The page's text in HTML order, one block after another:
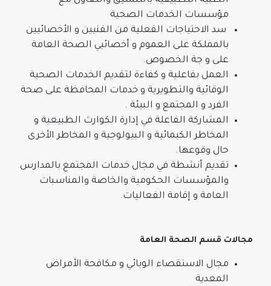
مؤسسات الخدمات الصحية
سد الاحتياجات الفعلية من الفنيين و الأخصائيين
بالمملكة على العموم و أخصائيي الصحة العامة
على و جة الخصوص.
العمل بفاعلية و كفاءة لتقديم الخدمات الصحية
الوقائية والتطويرية و خدمات المحافظة على صحة
الفرد و المجتمع و البيئة .
المشاركة الفاعلة في إدارة الكوارث الطبيعية و
المخاطر الكيمائية و البيولوجية و المخاطر الأخرى
حال وقوعها.
تقديم أنشطة في مجال خدمات المجتمع بالمدارس
والمؤسسات الحكومية والخاصة والمناسبات
العامة و إقامة الفعاليات.
مجالات قسم الصحة العامة
مجال الاستقصاء الوبائي و مكافحة الأمراض
المعدية